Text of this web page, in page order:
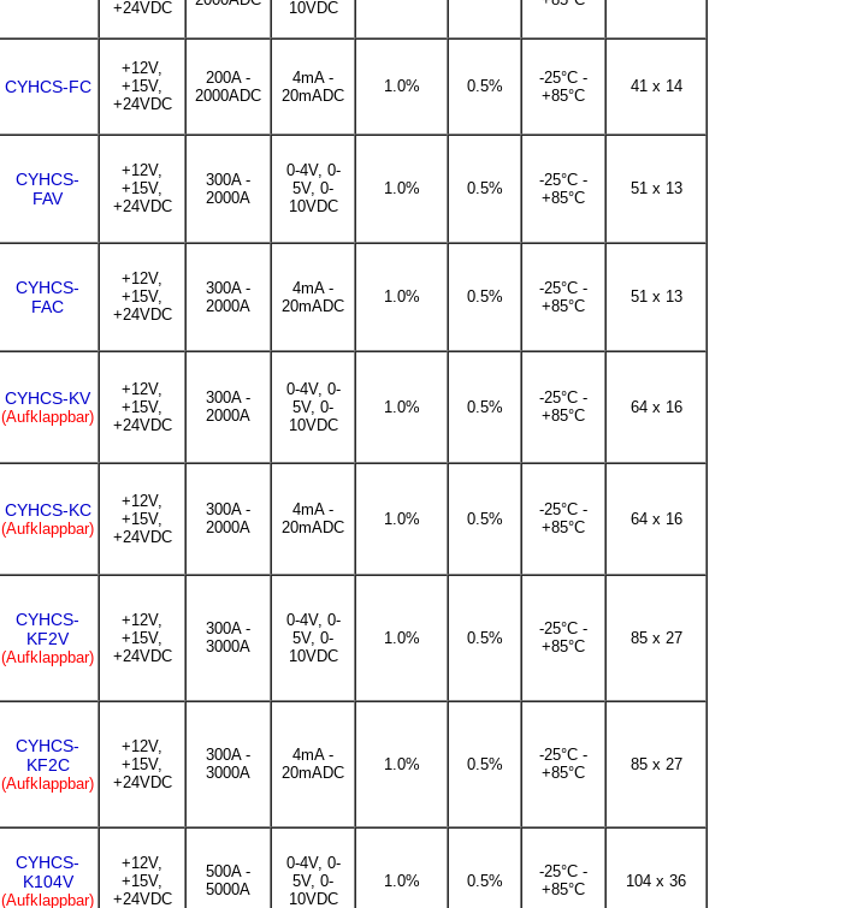
+24VDC
10VDC
CYHCS-FC
+12V,
+15V,
+24VDC
200A -
2000ADC
4mA -
20mADC
1.0% 0.5%
-25°C -
+85°C
41 x 14
CYHCS-
FAV
+12V,
+15V,
+24VDC
300A -
2000A
0-4V, 0-
5V, 0-
10VDC
1.0% 0.5%
-25°C -
+85°C
51 x 13
CYHCS-
FAC
+12V,
+15V,
+24VDC
300A -
2000A
4mA -
20mADC
1.0% 0.5%
-25°C -
+85°C
51 x 13
CYHCS-KV
(Aufklappbar)
+12V,
+15V,
+24VDC
300A -
2000A
0-4V, 0-
5V, 0-
10VDC
1.0% 0.5%
-25°C -
+85°C
64 x 16
CYHCS-KC
(Aufklappbar)
+12V,
+15V,
+24VDC
300A -
2000A
4mA -
20mADC
1.0% 0.5%
-25°C -
+85°C
64 x 16
CYHCS-
KF2V
(Aufklappbar)
+12V,
+15V,
+24VDC
300A -
3000A
0-4V, 0-
5V, 0-
10VDC
1.0% 0.5%
-25°C -
+85°C
85 x 27
CYHCS-
KF2C
(Aufklappbar)
+12V,
+15V,
+24VDC
300A -
3000A
4mA -
20mADC
1.0% 0.5%
-25°C -
+85°C
85 x 27
CYHCS-
K104V
(Aufklappbar)
+12V,
+15V,
+24VDC
500A -
5000A
0-4V, 0-
5V, 0-
10VDC
1.0% 0.5%
-25°C -
+85°C
104 x 36